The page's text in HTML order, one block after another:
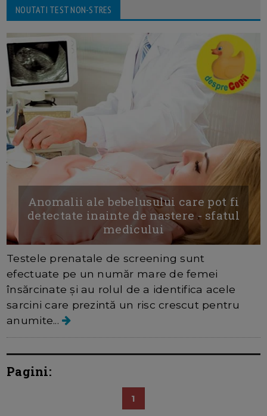
NOUTATI TEST NON-STRES
Anomalii ale bebelusului care pot fi
detectate inainte de nastere - sfatul
medicului
Testele prenatale de screening sunt
efectuate pe un număr mare de femei
însărcinate și au rolul de a identifica acele
sarcini care prezintă un risc crescut pentru
anumite...
Pagini:
1